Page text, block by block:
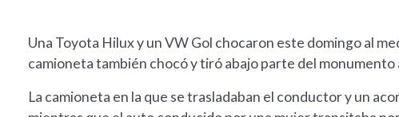
Una Toyota Hilux y un VW Gol chocaron este domingo al
camioneta también chocó y tiró abajo parte del monumento
La camioneta en la que se trasladaban el conductor y un